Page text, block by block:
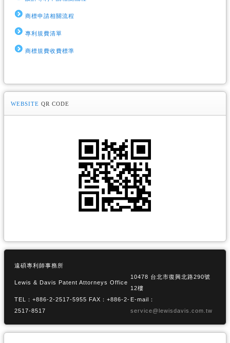
商標申請相關流程
專利規費清單
商標規費收費標準
WEBSITE QR CODE
遠碩專利師事務所
Lewis & Davis Patent Attorneys Office
10478 台北市復興北路290號
12樓
TEL：+886-2-2517-5955 FAX：+886-2-
2517-8517
E-mail：
service@lewisdavis.com.tw